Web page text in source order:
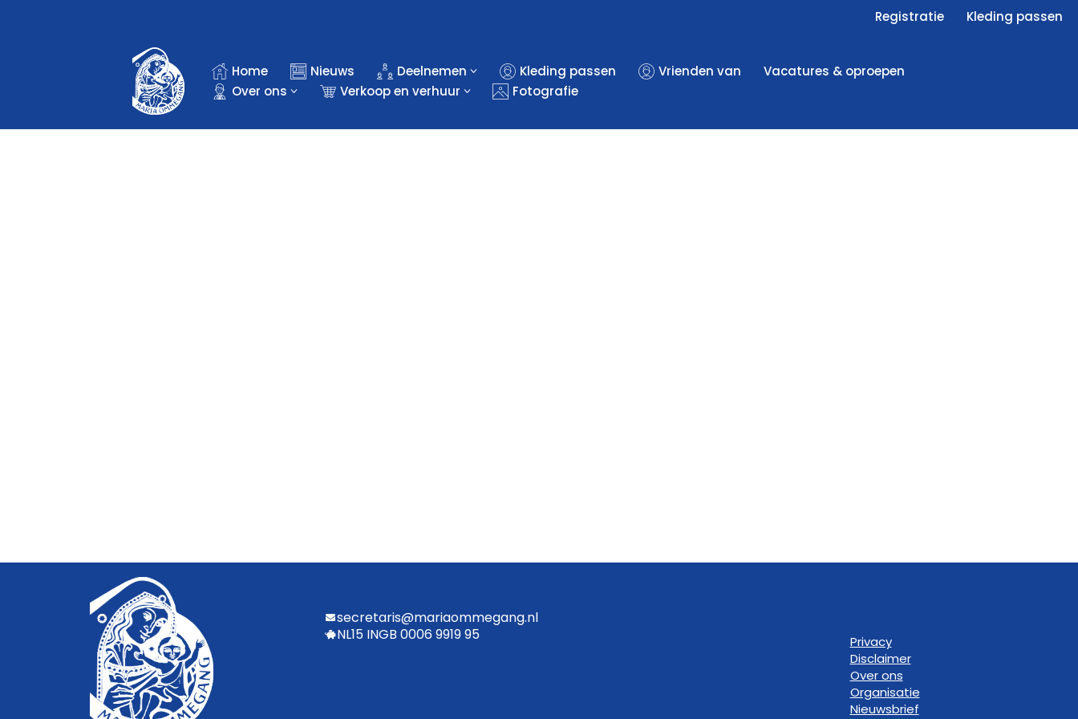
Registratie Kleding passen
Home Nieuws Deelnemen Kleding passen Vrienden van
Vacatures & oproepen
Over ons
Verkoop en verhuur Fotografie
secretaris@mariaommegang.nl
NL15 INGB 0006 9919 95
Privacy
Disclaimer
Over ons
Organisatie
Nieuwsbrief